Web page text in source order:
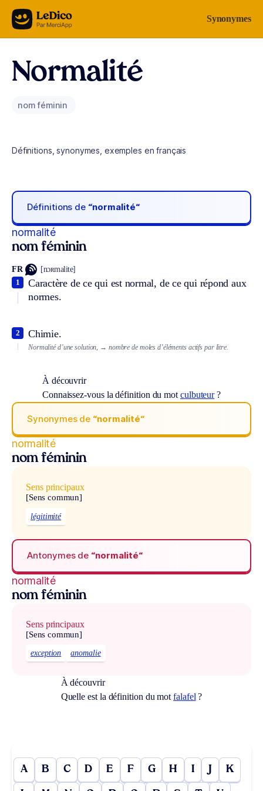
Aller au contenu Synonymes
Normalité
nom féminin
Définitions, synonymes, exemples en français
Définitions de “normalité“
normalité
nom féminin
FR [nɔʀmalite]
Caractère de ce qui est normal, de ce qui répond aux
normes.
1
Chimie.
2
Normalité d’une solution, → nombre de moles d’éléments actifs par litre.
À découvrir
Connaissez-vous la définition du mot culbuteur?
Synonymes de “normalité“
normalité
nom féminin
Sens principaux
[Sens commun]
légitimité
Antonymes de “normalité“
normalité
nom féminin
Sens principaux
[Sens commun]
exception anomalie
À découvrir
Quelle est la définition du motfalafel ?
A B C D E F G H I J K